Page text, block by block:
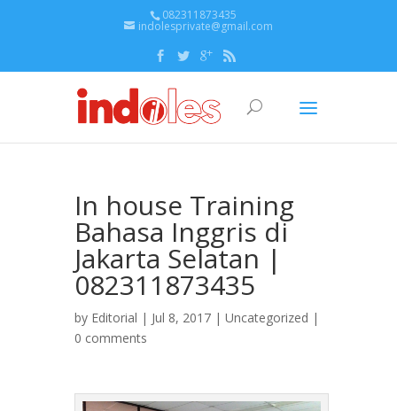
082311873435
indolesprivate@gmail.com
In house Training
Bahasa Inggris di
Jakarta Selatan |
082311873435
by Editorial | Jul 8, 2017 | Uncategorized |
0 comments